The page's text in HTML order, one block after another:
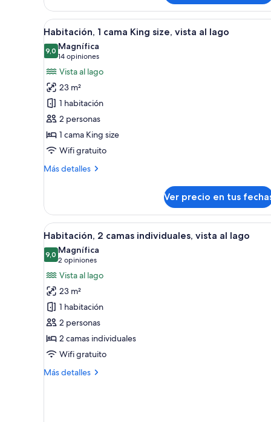
dobles,
vista
a
ciudad
Ver
todas
las
fotos
de
Habitación,
cama
King
size,
vista
Habitación de hotel con una
9
Habitación, 1 cama King size, vista al lago
9,09,0 de 10
Magnífica
14 opiniones
(14
opiniones)
Vista al lago
23 m²
1 habitación
2 personas
1 cama King size
Wifi gratuito
Más detalles
Más
1
cama
King
size,
vista
lago
Ver precio en tus
Ver
todas
las
fotos
de
Habitación,
2
camas
individuales,
vista
al
Una habitación de hotel con
9
Habitación, 2 camas individuales, vista al lago
9,09,0 de 10
Magnífica
2 opiniones
(2
opiniones)
Vista al lago
23 m²
1 habitación
2 personas
2 camas individuales
Wifi gratuito
Más detalles
Más